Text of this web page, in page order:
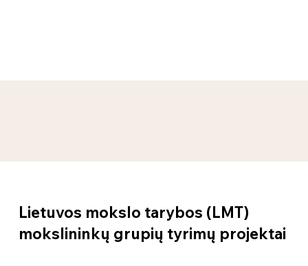
Lietuvos mokslo tarybos (LMT)
mokslininkų grupių tyrimų projektai